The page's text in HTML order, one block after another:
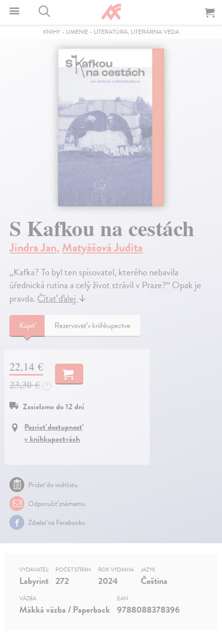
KNIHY- UMENIE- LITERATÚRA, LITERÁRNA VEDA
S Kafkou na cestách
Jindra Jan,Matyášová Judita
„Kafka? To byl ten spisovatel, kterého nebavila
úřednická rutina a celý život strávil v Praze?“ Opak je
pravda.Čítať ďalej↓
Kúpiť Rezervovať v kníhkupectve
22,14 €
23,30 € ?
Zasielame do 12 dní
Pozrieť dostupnosť
v kníhkupectvách
Pridať do wishlistu
Odporučiť známemu
Zdielať na Facebooku
VYDAVATEĽ
Labyrint
POČET STRÁN
272
ROK VYDANIA
2024
JAZYK
Čeština
VÄZBA
Mäkká väzba / Paperback
EAN
9788088378396